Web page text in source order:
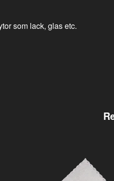
som lack, glas etc.